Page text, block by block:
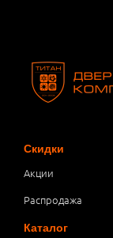
Скидки
Акции
Распродажа
Каталог